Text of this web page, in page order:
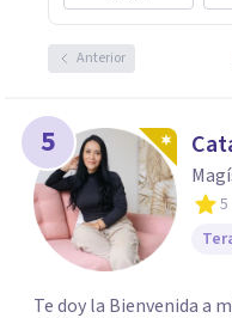
Anterior
5
5
Te doy la Bienvenida a